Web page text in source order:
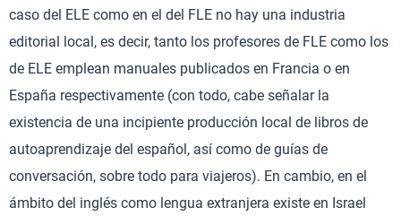
caso del ELE como en el del FLE no hay una industria
editorial local, es decir, tanto los profesores de FLE como los
de ELE emplean manuales publicados en Francia o en
España respectivamente (con todo, cabe señalar la
existencia de una incipiente producción local de libros de
autoaprendizaje del español, así como de guías de
conversación, sobre todo para viajeros). En cambio, en el
ámbito del inglés como lengua extranjera existe en Israel